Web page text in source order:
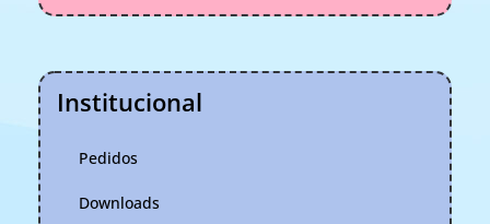
Institucional
Pedidos
Downloads